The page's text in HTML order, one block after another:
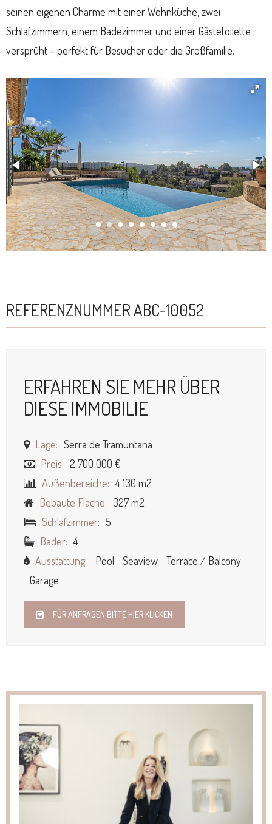
seinen eigenen Charme mit einer Wohnküche, zwei
Schlafzimmern, einem Badezimmer und einer Gästetoilette
versprüht – perfekt für Besucher oder die Großfamilie.
REFERENZNUMMER ABC-10052
ERFAHREN SIE MEHR ÜBER
DIESE IMMOBILIE
Lage: Serra de Tramuntana
Preis: 2 700 000 €
Außenbereiche: 4 130 m2
Bebaute Fläche: 327 m2
Schlafzimmer: 5
Bäder: 4
Ausstattung:
Pool Seaview
Terrace / Balcony
Garage
FÜR ANFRAGEN BITTE HIER KLICKEN